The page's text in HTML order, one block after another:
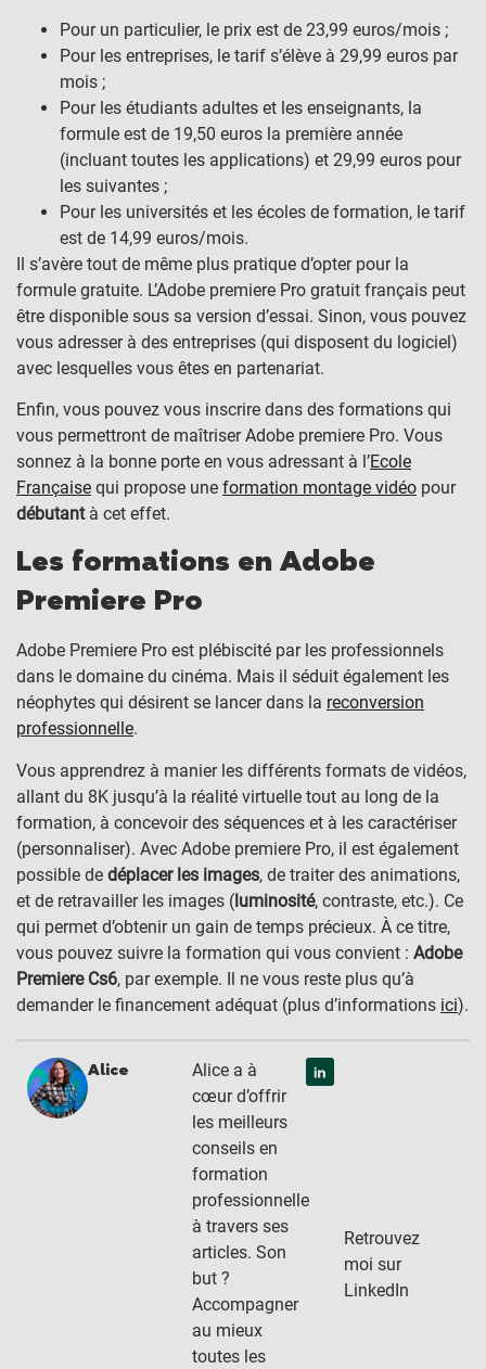
Pour un particulier, le prix est de 23,99 euros/mois ;
Pour les entreprises, le tarif s’élève à 29,99 euros par
mois ;
Pour les étudiants adultes et les enseignants, la
formule est de 19,50 euros la première année
(incluant toutes les applications) et 29,99 euros pour
les suivantes ;
Pour les universités et les écoles de formation, le tarif
est de 14,99 euros/mois.
Il s’avère tout de même plus pratique d’opter pour la
formule gratuite. L’Adobe premiere Pro gratuit français peut
être disponible sous sa version d’essai. Sinon, vous pouvez
vous adresser à des entreprises (qui disposent du logiciel)
avec lesquelles vous êtes en partenariat.
Enfin, vous pouvez vous inscrire dans des formations qui
vous permettront de maîtriser Adobe premiere Pro. Vous
sonnez à la bonne porte en vous adressant à l’Ecole
Française qui propose une formation montage vidéo pour
débutantà cet effet.
Les formations en Adobe
Premiere Pro
Adobe Premiere Pro est plébiscité par les professionnels
dans le domaine du cinéma. Mais il séduit également les
néophytes qui désirent se lancer dans la reconversion
professionnelle.
Vous apprendrez à manier les différents formats de vidéos,
allant du 8K jusqu’à la réalité virtuelle tout au long de la
formation, à concevoir des séquences et à les caractériser
(personnaliser). Avec Adobe premiere Pro, il est également
possible de déplacer les images, de traiter des animations,
et de retravailler les images (luminosité, contraste, etc.). Ce
qui permet d’obtenir un gain de temps précieux. À ce titre,
vous pouvez suivre la formation qui vous convient : Adobe
Premiere Cs6, par exemple. Il ne vous reste plus qu’à
demander le financement adéquat (plus d’informations ici).
Alice
Alice a à
cœur d’offrir
les meilleurs
conseils en
formation
professionnelle
à travers ses
articles. Son
but ?
Accompagner
au mieux
toutes les
Retrouvez
moi sur
LinkedIn